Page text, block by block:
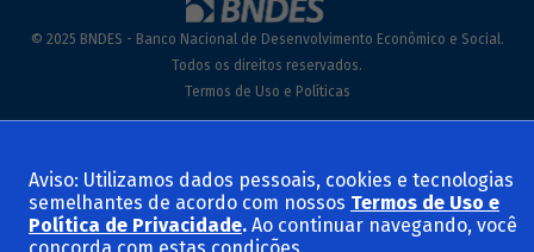
© 2025 BNDES - Banco Nacional de Desenvolvimento Econômico e Social.
Todos os direitos reservados.
Termos de Uso e Políticas
Aviso: Utilizamos dados pessoais, cookies e tecnologias
semelhantes de acordo com nossos Termos de Uso e
Política de Privacidade. Ao continuar navegando, você